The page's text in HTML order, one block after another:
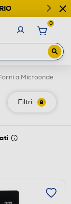
0
a Microonde
Filtri 9